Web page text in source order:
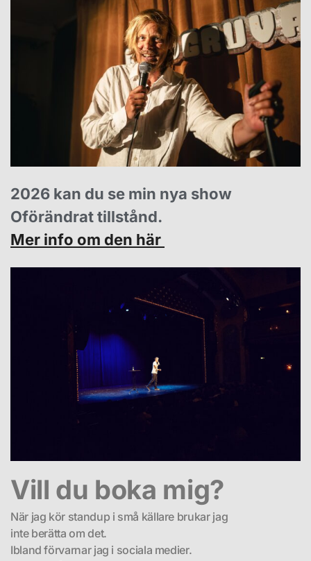
2026 kan du se min nya show
Oförändrat tillstånd.
Mer info om den här
Vill du boka mig?
När jag kör standup i små källare brukar jag
inte berätta om det.
Ibland förvarnar jag i sociala medier.